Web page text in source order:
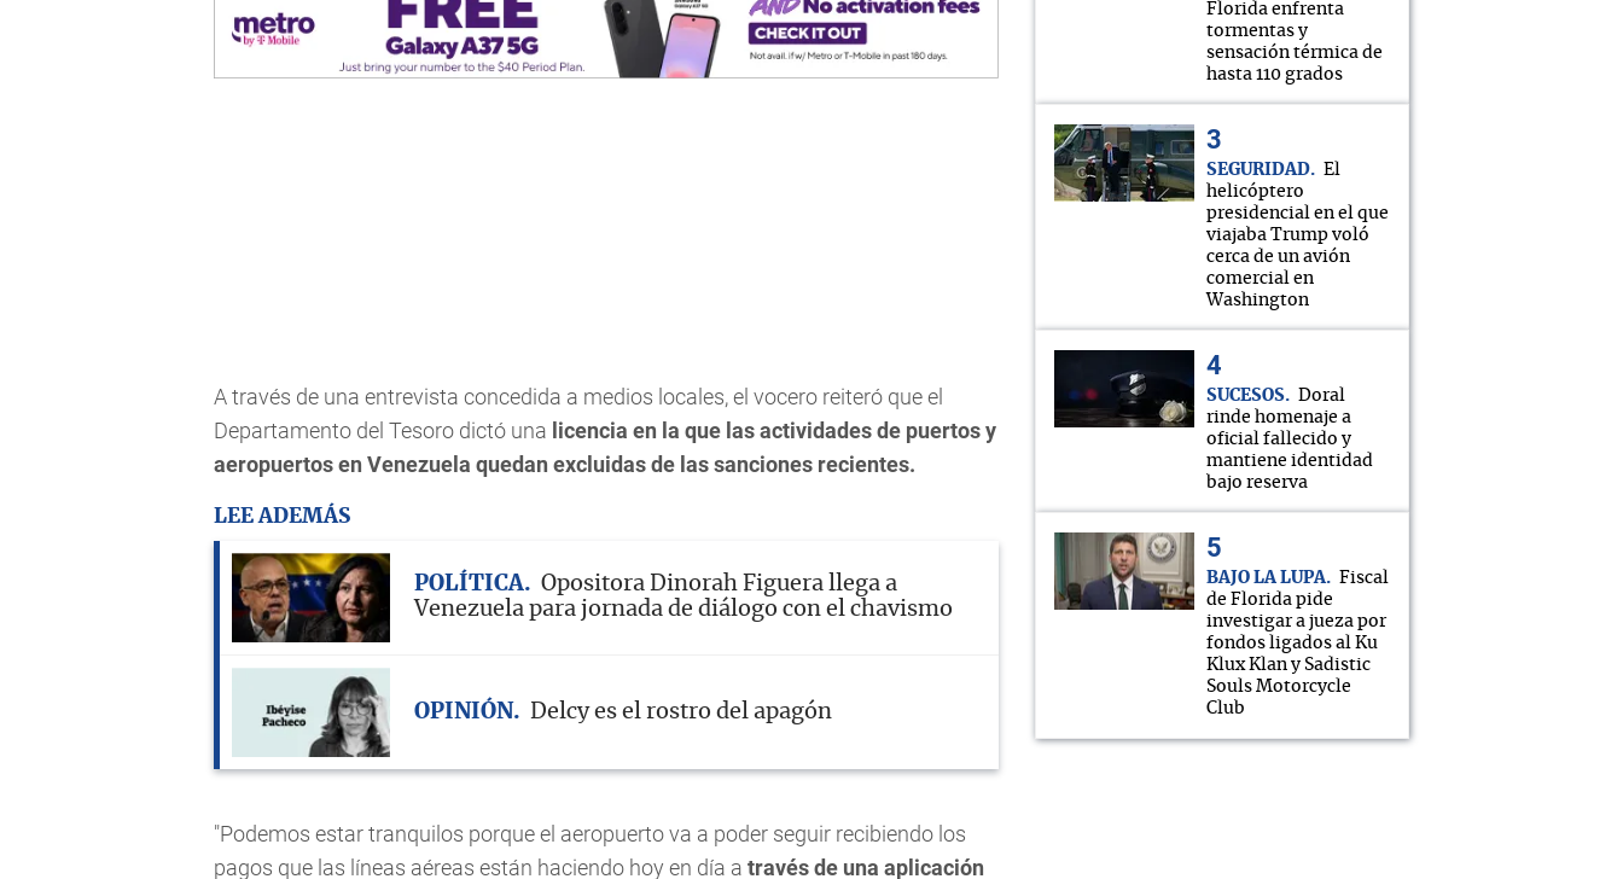
A través de una entrevista concedida a medios locales, el vocero reiteró que el
Departamento del Tesoro dictó una licencia en la que las actividades de puertos y
aeropuertos en Venezuela quedan excluidas de las sanciones recientes.
LEE ADEMÁS
POLÍTICA
Opositora Dinorah Figuera llega a
Venezuela para jornada de diálogo con el chavismo
OPINIÓN Delcy es el rostro del apagón
"Podemos estar tranquilos porque el aeropuerto va a poder seguir recibiendo los
pagos que las líneas aéreas están haciendo hoy en día a través de una aplicación
Florida enfrenta
tormentas y
sensación térmica de
hasta 110 grados
SEGURIDAD
El
helicóptero
presidencial en el que
viajaba Trump voló
cerca de un avión
comercial en
Washington
SUCESOS
Doral
rinde homenaje a
oficial fallecido y
mantiene identidad
bajo reserva
BAJO LA LUPA
Fiscal
de Florida pide
investigar a jueza por
fondos ligados al Ku
Klux Klan y Sadistic
Souls Motorcycle
Club